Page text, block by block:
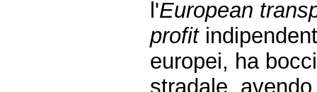
l'European
profit
europei, ha
stradale,